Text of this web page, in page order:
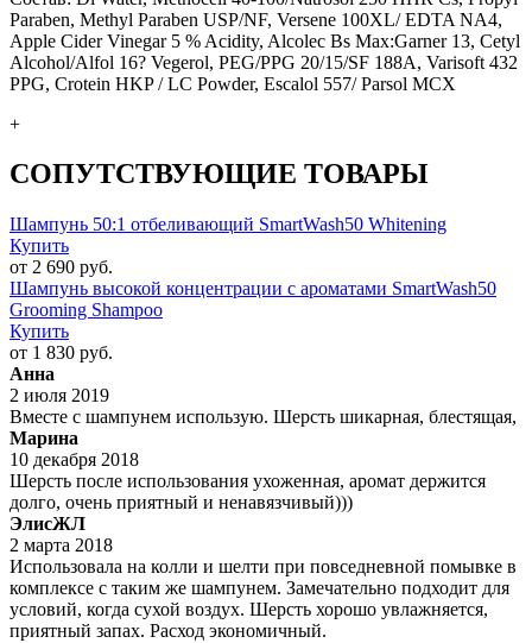
Paraben, Methyl Paraben USP/NF, Versene 100XL/ EDTA NA4,
Apple Cider Vinegar 5 % Acidity, Alcolec Bs Max:Garner 13, Cetyl
Alcohol/Alfol 16? Vegerol, PEG/PPG 20/15/SF 188A, Varisoft 432
PPG, Crotein HKP / LC Powder, Escalol 557/ Parsol MCX
+
СОПУТСТВУЮЩИЕ ТОВАРЫ
Шампунь 50:1 отбеливающий SmartWash50 Whitening
Купить
от 2 690 руб.
Шампунь высокой концентрации с ароматами SmartWash50
Grooming Shampoo
Купить
от 1 830 руб.
Анна
2 июля 2019
Вместе с шампунем использую. Шерсть шикарная, блестящая,
Марина
10 декабря 2018
Шерсть после использования ухоженная, аромат держится
долго, очень приятный и ненавязчивый)))
ЭлисЖЛ
2 марта 2018
Использовала на колли и шелти при повседневной помывке в
комплексе с таким же шампунем. Замечательно подходит для
условий, когда сухой воздух. Шерсть хорошо увлажняется,
приятный запах. Расход экономичный.